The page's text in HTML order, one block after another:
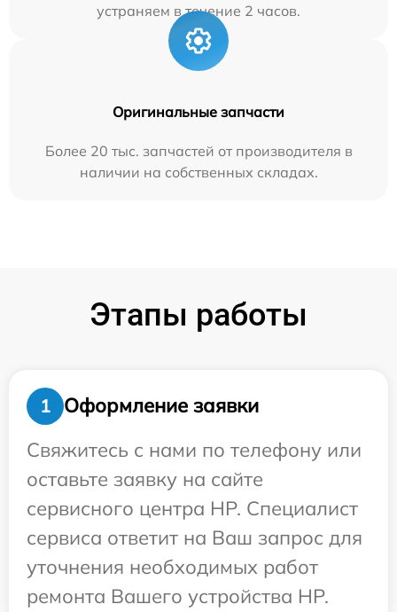
устраняем в течение 2 часов.
Оригинальные запчасти
Более 20 тыс. запчастей от производителя в
наличии на собственных складах.
Этапы работы
1
Оформление заявки
Свяжитесь с нами по телефону или
оставьте заявку на сайте
сервисного центра HP. Специалист
сервиса ответит на Ваш запрос для
уточнения необходимых работ
ремонта Вашего устройства HP.